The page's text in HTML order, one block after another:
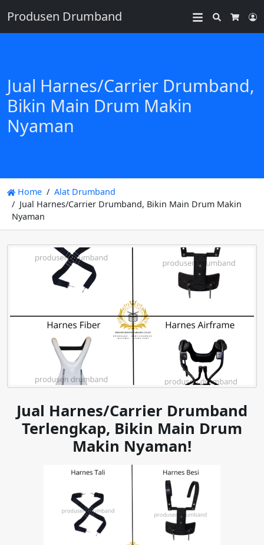
Produsen Drumband
Search
Jual Harnes/Carrier Drumband,
Bikin Main Drum Makin
Nyaman
Home
Alat Drumband
Jual Harnes/Carrier Drumband, Bikin Main Drum Makin
Nyaman
Jual Harnes/Carrier Drumband
Terlengkap, Bikin Main Drum
Makin Nyaman!